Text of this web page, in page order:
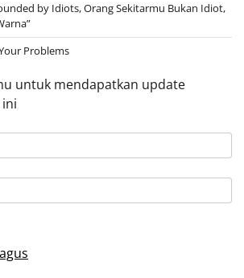
by Idiots, Orang Sekitarmu Bukan Idiot,
Problems
untuk mendapatkan update